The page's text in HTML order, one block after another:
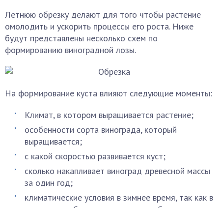
Летнюю обрезку делают для того чтобы растение
омолодить и ускорить процессы его роста. Ниже
будут представлены несколько схем по
формированию виноградной лозы.
На формирование куста влияют следующие моменты:
Климат, в котором выращивается растение;
особенности сорта винограда, который
выращивается;
с какой скоростью развивается куст;
сколько накапливает виноград древесной массы
за один год;
климатические условия в зимнее время, так как в